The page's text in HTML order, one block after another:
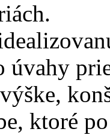
úvahy
ktoré